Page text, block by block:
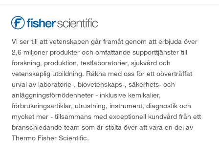
Vi ser till att vetenskapen går framåt genom att erbjuda över
2,6 miljoner produkter och omfattande supporttjänster till
forskning, produktion, testlaboratorier, sjukvård och
vetenskaplig utbildning. Räkna med oss för ett oöverträffat
urval av laboratorie-, biovetenskaps-, säkerhets- och
anläggningsförnödenheter - inklusive kemikalier,
förbrukningsartiklar, utrustning, instrument, diagnostik och
mycket mer - tillsammans med exceptionell kundvård från ett
branschledande team som är stolta över att vara en del av
Thermo Fisher Scientific.